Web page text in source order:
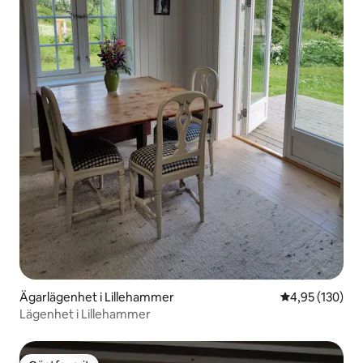
Ägarlägenhet i Lillehammer 4,95 av 5 i
4,95 (130)
Lägenhet i Lillehammer